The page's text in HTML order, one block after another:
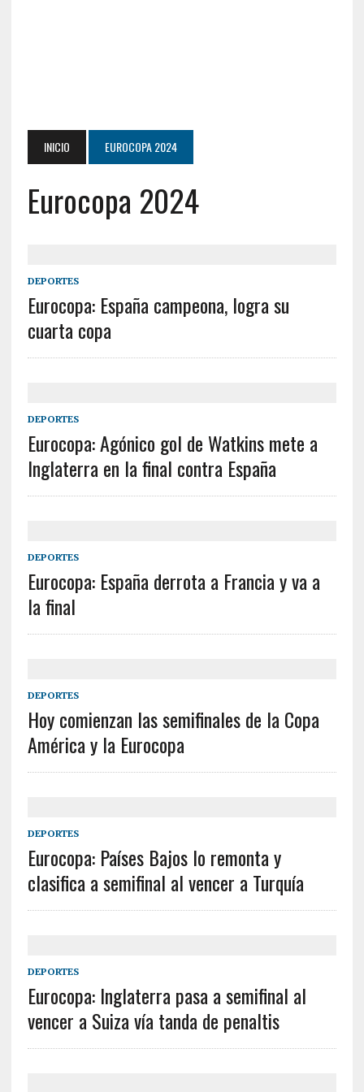
INICIO EUROCOPA 2024
Eurocopa 2024
DEPORTES
Eurocopa: España campeona, logra su
cuarta copa
DEPORTES
Eurocopa: Agónico gol de Watkins mete a
Inglaterra en la final contra España
DEPORTES
Eurocopa: España derrota a Francia y va a
la final
DEPORTES
Hoy comienzan las semifinales de la Copa
América y la Eurocopa
DEPORTES
Eurocopa: Países Bajos lo remonta y
clasifica a semifinal al vencer a Turquía
DEPORTES
Eurocopa: Inglaterra pasa a semifinal al
vencer a Suiza vía tanda de penaltis